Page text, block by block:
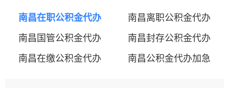
南昌在职公积金代办
南昌离职公积金代办
南昌国管公积金代办
南昌封存公积金代办
南昌在缴公积金代办
南昌公积金代办加急